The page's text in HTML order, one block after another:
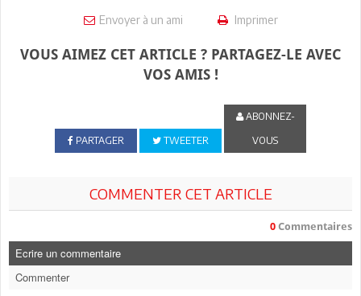
Envoyer à un ami Imprimer
VOUS AIMEZ CET ARTICLE ? PARTAGEZ-LE AVEC
VOS AMIS !
PARTAGER TWEETER
ABONNEZ-
VOUS
COMMENTER CET ARTICLE
0 Commentaires
Ecrire un commentaire
Commenter